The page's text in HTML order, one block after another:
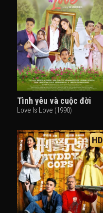
Tình yêu và cuộc đời
Love Is Love (1990)
HD